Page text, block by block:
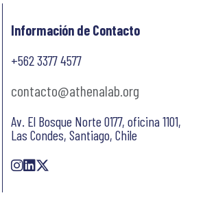
Información de Contacto
+562 3377 4577
contacto@athenalab.org
Av. El Bosque Norte 0177, oficina 1101,
Las Condes, Santiago, Chile